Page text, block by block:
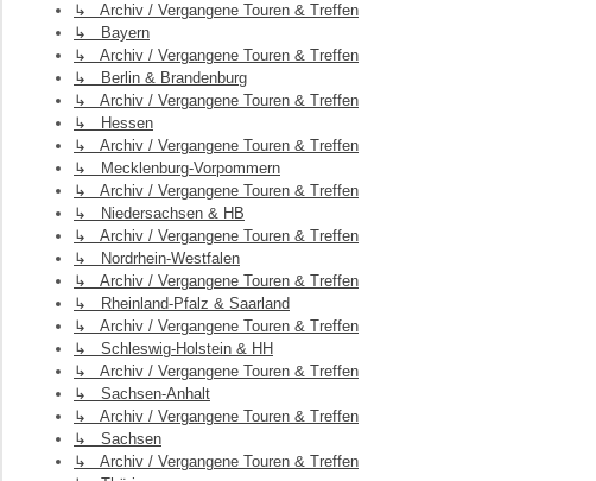
↳ Archiv / Vergangene Touren & Treffen
↳ Bayern
↳ Archiv / Vergangene Touren & Treffen
↳ Berlin & Brandenburg
↳ Archiv / Vergangene Touren & Treffen
↳ Hessen
↳ Archiv / Vergangene Touren & Treffen
↳ Mecklenburg-Vorpommern
↳ Archiv / Vergangene Touren & Treffen
↳ Niedersachsen & HB
↳ Archiv / Vergangene Touren & Treffen
↳ Nordrhein-Westfalen
↳ Archiv / Vergangene Touren & Treffen
↳ Rheinland-Pfalz & Saarland
↳ Archiv / Vergangene Touren & Treffen
↳ Schleswig-Holstein & HH
↳ Archiv / Vergangene Touren & Treffen
↳ Sachsen-Anhalt
↳ Archiv / Vergangene Touren & Treffen
↳ Sachsen
↳ Archiv / Vergangene Touren & Treffen